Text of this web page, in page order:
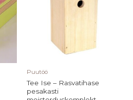
Puutöö
Tee Ise – Rasvatihase
pesakasti